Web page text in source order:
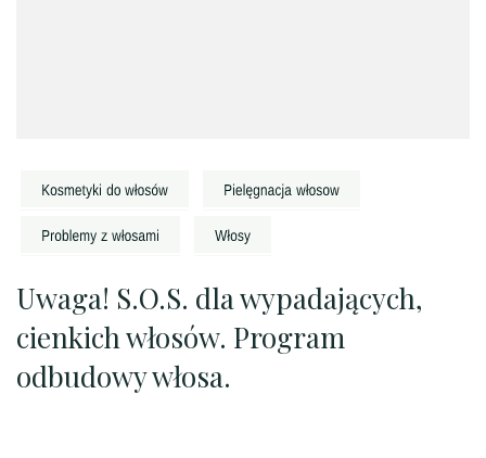
Uwaga! S.O.S. dla wypadających,
cienkich włosów. Program
odbudowy włosa.